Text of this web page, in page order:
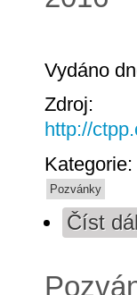
Vydáno
Zdroj:
http://
Kategorie:
Pozvánky
Číst